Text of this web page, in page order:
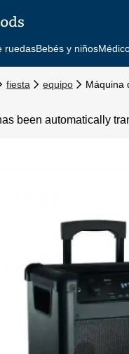
ruedasBebés y niños
fiesta equipo Máquina
been automatically